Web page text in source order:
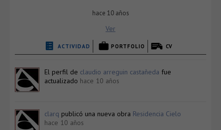
hace 10 años
Ver
ACTIVIDAD PORTFOLIO CV
El perfil de claudio arreguin castañeda fue
actualizado hace 10 años
clarq publicó una nueva obra Residencia Cielo
hace 10 años